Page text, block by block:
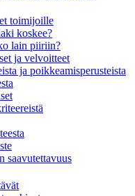
toimijoille
koskee?
lain piiriin?
ja velvoitteet
ja poikkeamisperusteista
saavutettavuus